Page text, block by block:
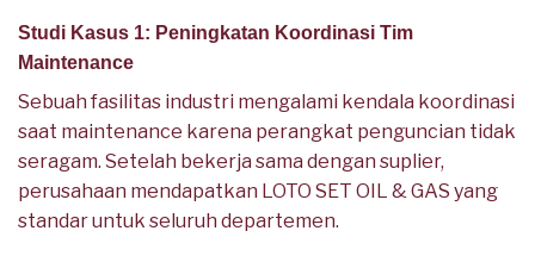
Studi Kasus 1: Peningkatan Koordinasi Tim
Maintenance
Sebuah fasilitas industri mengalami kendala koordinasi
saat maintenance karena perangkat penguncian tidak
seragam. Setelah bekerja sama dengan suplier,
perusahaan mendapatkan LOTO SET OIL & GAS yang
standar untuk seluruh departemen.